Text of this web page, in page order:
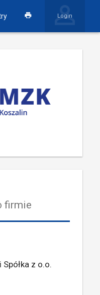
Login
firmie
z o.o.